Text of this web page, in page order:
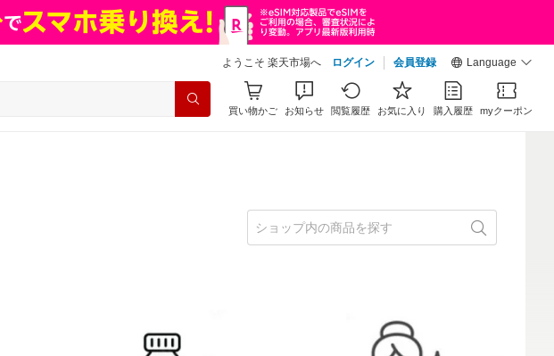
ようこそ 楽天市場へ ログイン 会員登録 Language
買い物かご お知らせ 閲覧履歴 お気に入り 購入履歴 myクーポン